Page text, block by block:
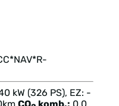
kW (326 PS), EZ: -